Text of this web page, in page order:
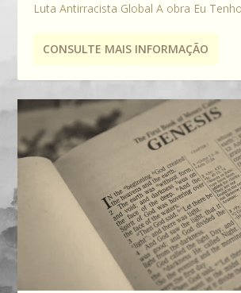
Luta Antirracista Global A obra Eu
CONSULTE MAIS INFORMAÇÃO